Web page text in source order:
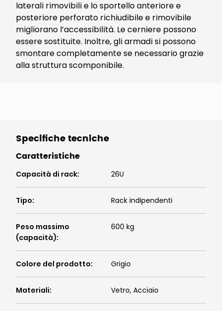
laterali rimovibili e lo sportello anteriore e
posteriore perforato richiudibile e rimovibile
migliorano l’accessibilità. Le cerniere possono
essere sostituite. Inoltre, gli armadi si possono
smontare completamente se necessario grazie
alla struttura scomponibile.
Specifiche tecniche
Caratteristiche
Capacità di rack: 26U
Tipo: Rack indipendenti
Peso massimo
(capacità):
600 kg
Colore del prodotto: Grigio
Materiali: Vetro, Acciaio